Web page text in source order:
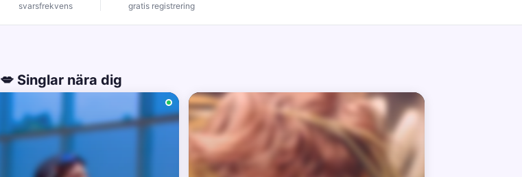
svarsfrekvens gratis registrering
💋 Singlar nära dig